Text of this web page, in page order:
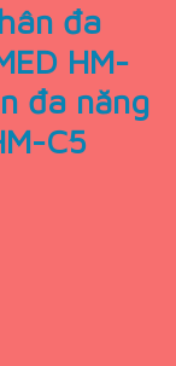
đa
HM-
đa năng
C5